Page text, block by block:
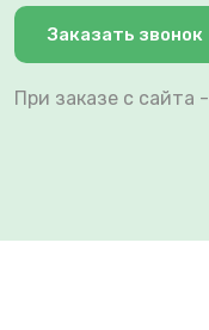
Заказать звонок
При заказе с сайта -